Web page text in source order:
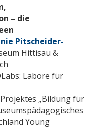
– die
Pitscheider-
Hittisau &
Labore für
„Bildung für
Young